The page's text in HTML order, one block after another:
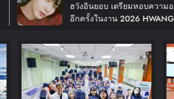
ฮวังอินยอบ เตรียมหอบความอบอุ่นกลับมาหาแฟน
อีกครั้งในงาน 2026 HWANG IN YOUP
สิงหาคมนี้